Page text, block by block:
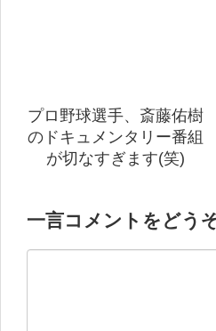
プロ野球選手、斎藤佑樹
のドキュメンタリー番組
が切なすぎます(笑)
一言コメントをどう